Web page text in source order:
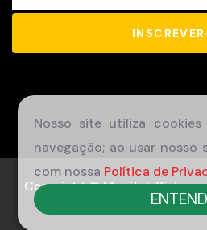
Copyright © Movitek
Nosso site utiliza
navegação; ao usar nosso
com nossa Política de